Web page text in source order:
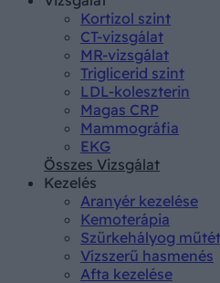
Kortizol szint
CT-vizsgálat
MR-vizsgálat
Triglicerid szint
LDL-koleszterin
Magas CRP
Mammográfia
EKG
Összes Vizsgálat
Kezelés
Aranyér kezelése
Kemoterápia
Szürkehályog műtét
Vízszerű hasmenés
Afta kezelése